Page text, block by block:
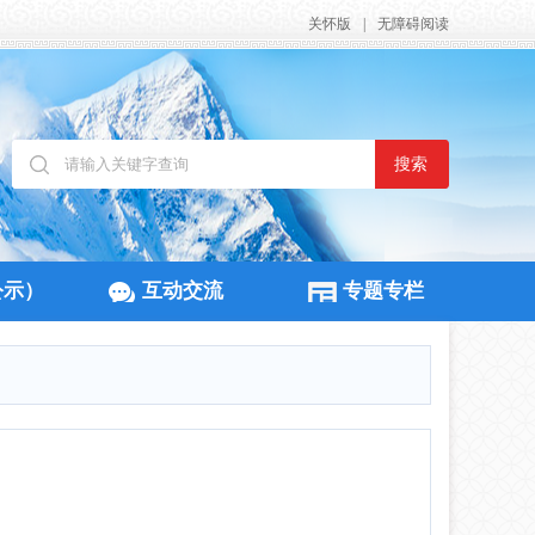
无障碍阅读
关怀版
搜索
） 互动交流 专题专栏